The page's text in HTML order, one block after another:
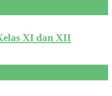
XI dan XII